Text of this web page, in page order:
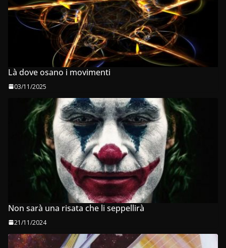
Là dove osano i movimenti
03/11/2025
Non sarà una risata che li seppellirà
21/11/2024